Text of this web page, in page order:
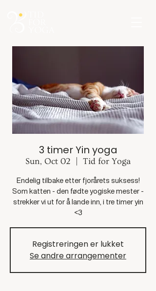
3 timer Yin yoga
Sun, Oct 02 Tid for Yoga
Endelig tilbake etter fjorårets suksess!
Som katten - den fødte yogiske mester -
strekker vi ut for å lande inn, i tre timer yin
<3
Registreringen er lukket
Se andre arrangementer